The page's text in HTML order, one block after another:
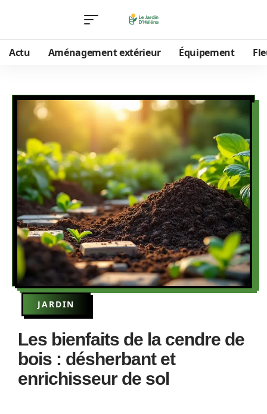
Actu Aménagement extérieur Équipement
JARDIN
Les bienfaits de la cendre de
bois : désherbant et
enrichisseur de sol